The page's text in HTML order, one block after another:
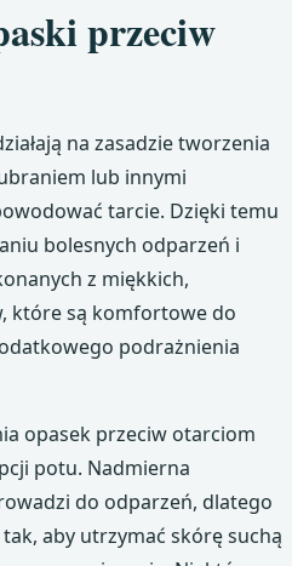
przeciw
na zasadzie tworzenia
lub innymi
tarcie. Dzięki temu
bolesnych odparzeń i
z miękkich,
które są komfortowe do
podrażnienia
opasek przeciw otarciom
potu. Nadmierna
do odparzeń, dlatego
aby utrzymać skórę suchą